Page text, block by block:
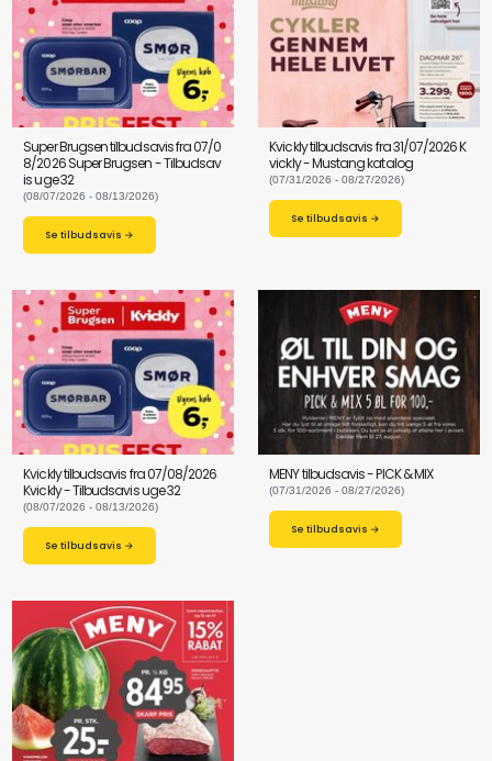
Super Brugsen tilbudsavis fra 07/0
8/2026 Super Brugsen - Tilbudsav
is uge 32
(08/07/2026 - 08/13/2026)
Se tilbudsavis →
Kvickly tilbudsavis fra 31/07/2026 K
vickly - Mustang katalog
(07/31/2026 - 08/27/2026)
Se tilbudsavis →
Kvickly tilbudsavis fra 07/08/2026
Kvickly - Tilbudsavis uge 32
(08/07/2026 - 08/13/2026)
Se tilbudsavis →
MENY tilbudsavis - PICK & MIX
(07/31/2026 - 08/27/2026)
Se tilbudsavis →